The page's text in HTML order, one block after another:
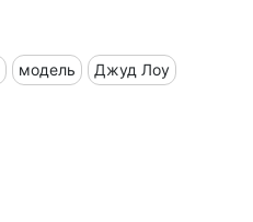
модель Джуд Лоу